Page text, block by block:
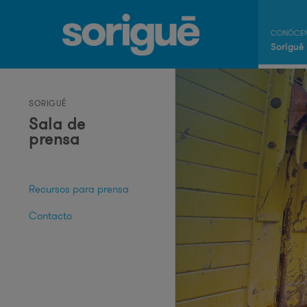
Sorigué
SORIGUÉ
Sala de
prensa
Recursos para prensa
Contacto